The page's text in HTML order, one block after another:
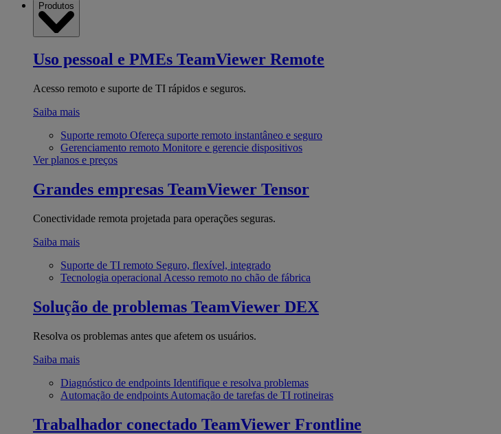
Produtos
Uso pessoal e PMEs TeamViewer Remote
Acesso remoto e suporte de TI rápidos e seguros.
Saiba mais
Suporte remoto Ofereça suporte remoto instantâneo e seguro
Gerenciamento remoto Monitore e gerencie dispositivos
Ver planos e preços
Grandes empresas TeamViewer Tensor
Conectividade remota projetada para operações seguras.
Saiba mais
Suporte de TI remoto Seguro, flexível, integrado
Tecnologia operacional Acesso remoto no chão de fábrica
Solução de problemas TeamViewer DEX
Resolva os problemas antes que afetem os usuários.
Saiba mais
Diagnóstico de endpoints Identifique e resolva problemas
Automação de endpoints Automação de tarefas de TI rotineiras
Trabalhador conectado TeamViewer Frontline